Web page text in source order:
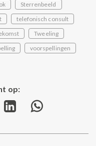
Sterrenbeeld
telefonisch consult
Tweeling
voorspellingen
op:
Share
LinkedInWhatsApp